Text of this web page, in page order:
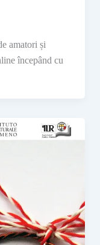
amatori și
începând cu